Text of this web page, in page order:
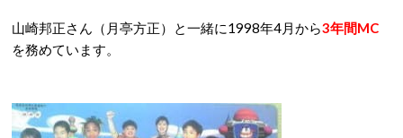
山崎邦正さん（月亭方正）と一緒に1998年4月から3年間MC
を務めています。